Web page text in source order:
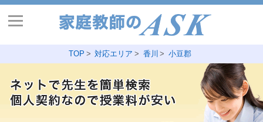
TOP 対応エリア 香川 小豆郡